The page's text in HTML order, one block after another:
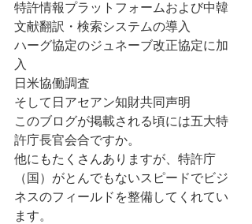
特許情報プラットフォームおよび中韓
文献翻訳・検索システムの導入
ハーグ協定のジュネーブ改正協定に加
入
日米協働調査
そして日アセアン知財共同声明
このブログが掲載される頃には五大特
許庁長官会合ですか。
他にもたくさんありますが、特許庁
（国）がとんでもないスピードでビジ
ネスのフィールドを整備してくれてい
ます。